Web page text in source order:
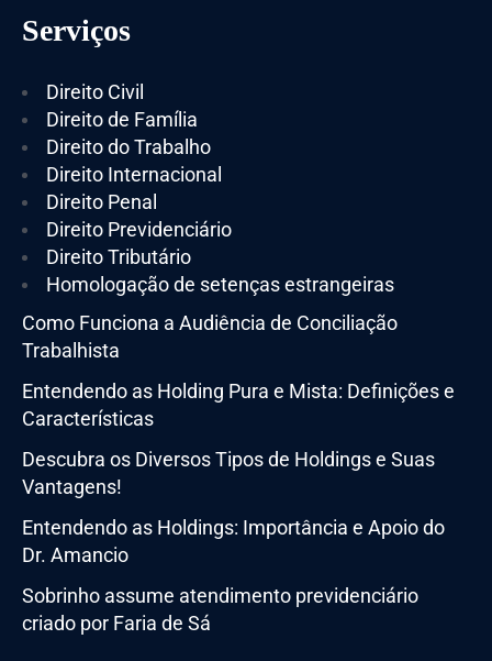
Serviços
Direito Civil
Direito de Família
Direito do Trabalho
Direito Internacional
Direito Penal
Direito Previdenciário
Direito Tributário
Homologação de setenças estrangeiras
Como Funciona a Audiência de Conciliação
Trabalhista
Entendendo as Holding Pura e Mista: Definições e
Características
Descubra os Diversos Tipos de Holdings e Suas
Vantagens!
Entendendo as Holdings: Importância e Apoio do
Dr. Amancio
Sobrinho assume atendimento previdenciário
criado por Faria de Sá